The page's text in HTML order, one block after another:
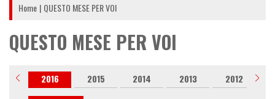
Home QUESTO MESE PER VOI
QUESTO MESE PER VOI
2016 2015 2014 2013 2012